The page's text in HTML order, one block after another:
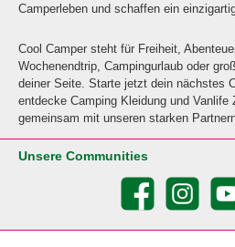
Camperleben und schaffen ein
Cool Camper steht für Freiheit,
Wochenendtrip, Campingurlaub oder
deiner Seite. Starte jetzt dein nächstes
entdecke Camping Kleidung und Vanlife
gemeinsam mit unseren starken
Unsere Communities
Facebook Instagram